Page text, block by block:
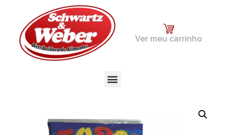
Ver meu carrinho